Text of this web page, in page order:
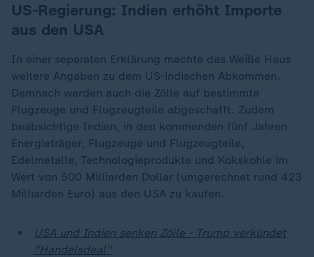
US-Regierung: Indien erhöht Importe
aus den USA
In einer separaten Erklärung machte das Weiße Haus
weitere Angaben zu dem US-indischen Abkommen.
Demnach werden auch die Zölle auf bestimmte
Flugzeuge und Flugzeugteile abgeschafft. Zudem
beabsichtige Indien, in den kommenden fünf Jahren
Energieträger, Flugzeuge und Flugzeugteile,
Edelmetalle, Technologieprodukte und Kokskohle im
Wert von 500 Milliarden Dollar (umgerechnet rund 423
Milliarden Euro) aus den USA zu kaufen.
USA und Indien senken Zölle - Trump verkündet
"Handelsdeal"